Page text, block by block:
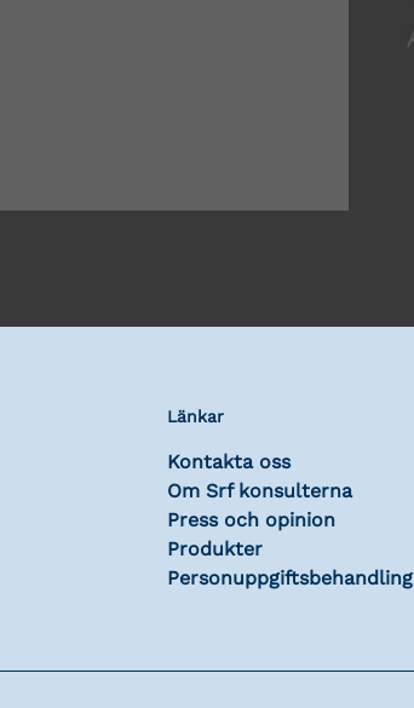
Länkar
Kontakta oss
Om Srf konsulterna
Press och opinion
Produkter
Personuppgiftsbehandling